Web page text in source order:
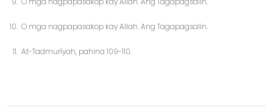
O mga nagpapasakop kay Allah. Ang Tagapagsalin.
At-Tadmuríyah, pahina 109-110.